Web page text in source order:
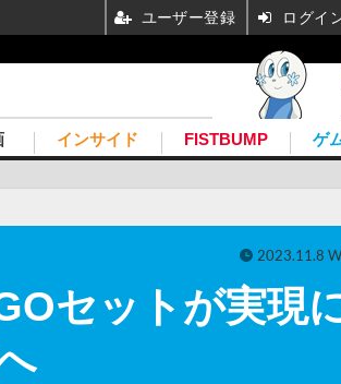
インサイド FISTBUMP ゲ
セットが実現
2023.11.8
ユーザー登録 ログイ